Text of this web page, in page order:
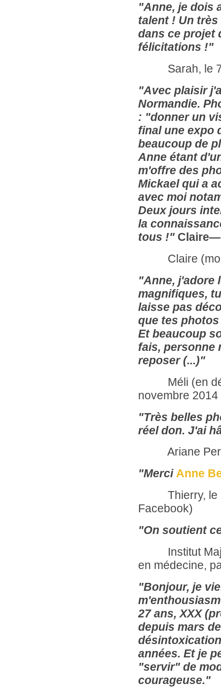
"Anne, je dois
talent ! Un
dans ce projet
félicitations !"
Sarah, le 7
"Avec plaisir
Normandie.
: "donner un
final une expo
beaucoup de
Anne étant
m'offre des
Mickael qui a
avec moi
Deux jours
la
tous !" Claire—
Claire
"Anne, j'adore
magnifiques,
laisse pas
que tes
Et beaucoup
fais, personne
reposer (...)"
Méli (en
novembre 2014
"Très belles
réel don. J'ai
Ariane
"MerciAnne
Thierry, le 12
Facebook)
"On soutient
Institut Major
en médecine,
"Bonjour, je
27 ans, XXX
depuis mars
années. Et je
"servir" de
courageuse."